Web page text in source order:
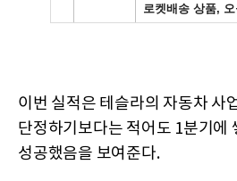
이번 실적은 테슬라의 자동차 사
단정하기보다는 적어도 1분기에
성공했음을 보여준다.